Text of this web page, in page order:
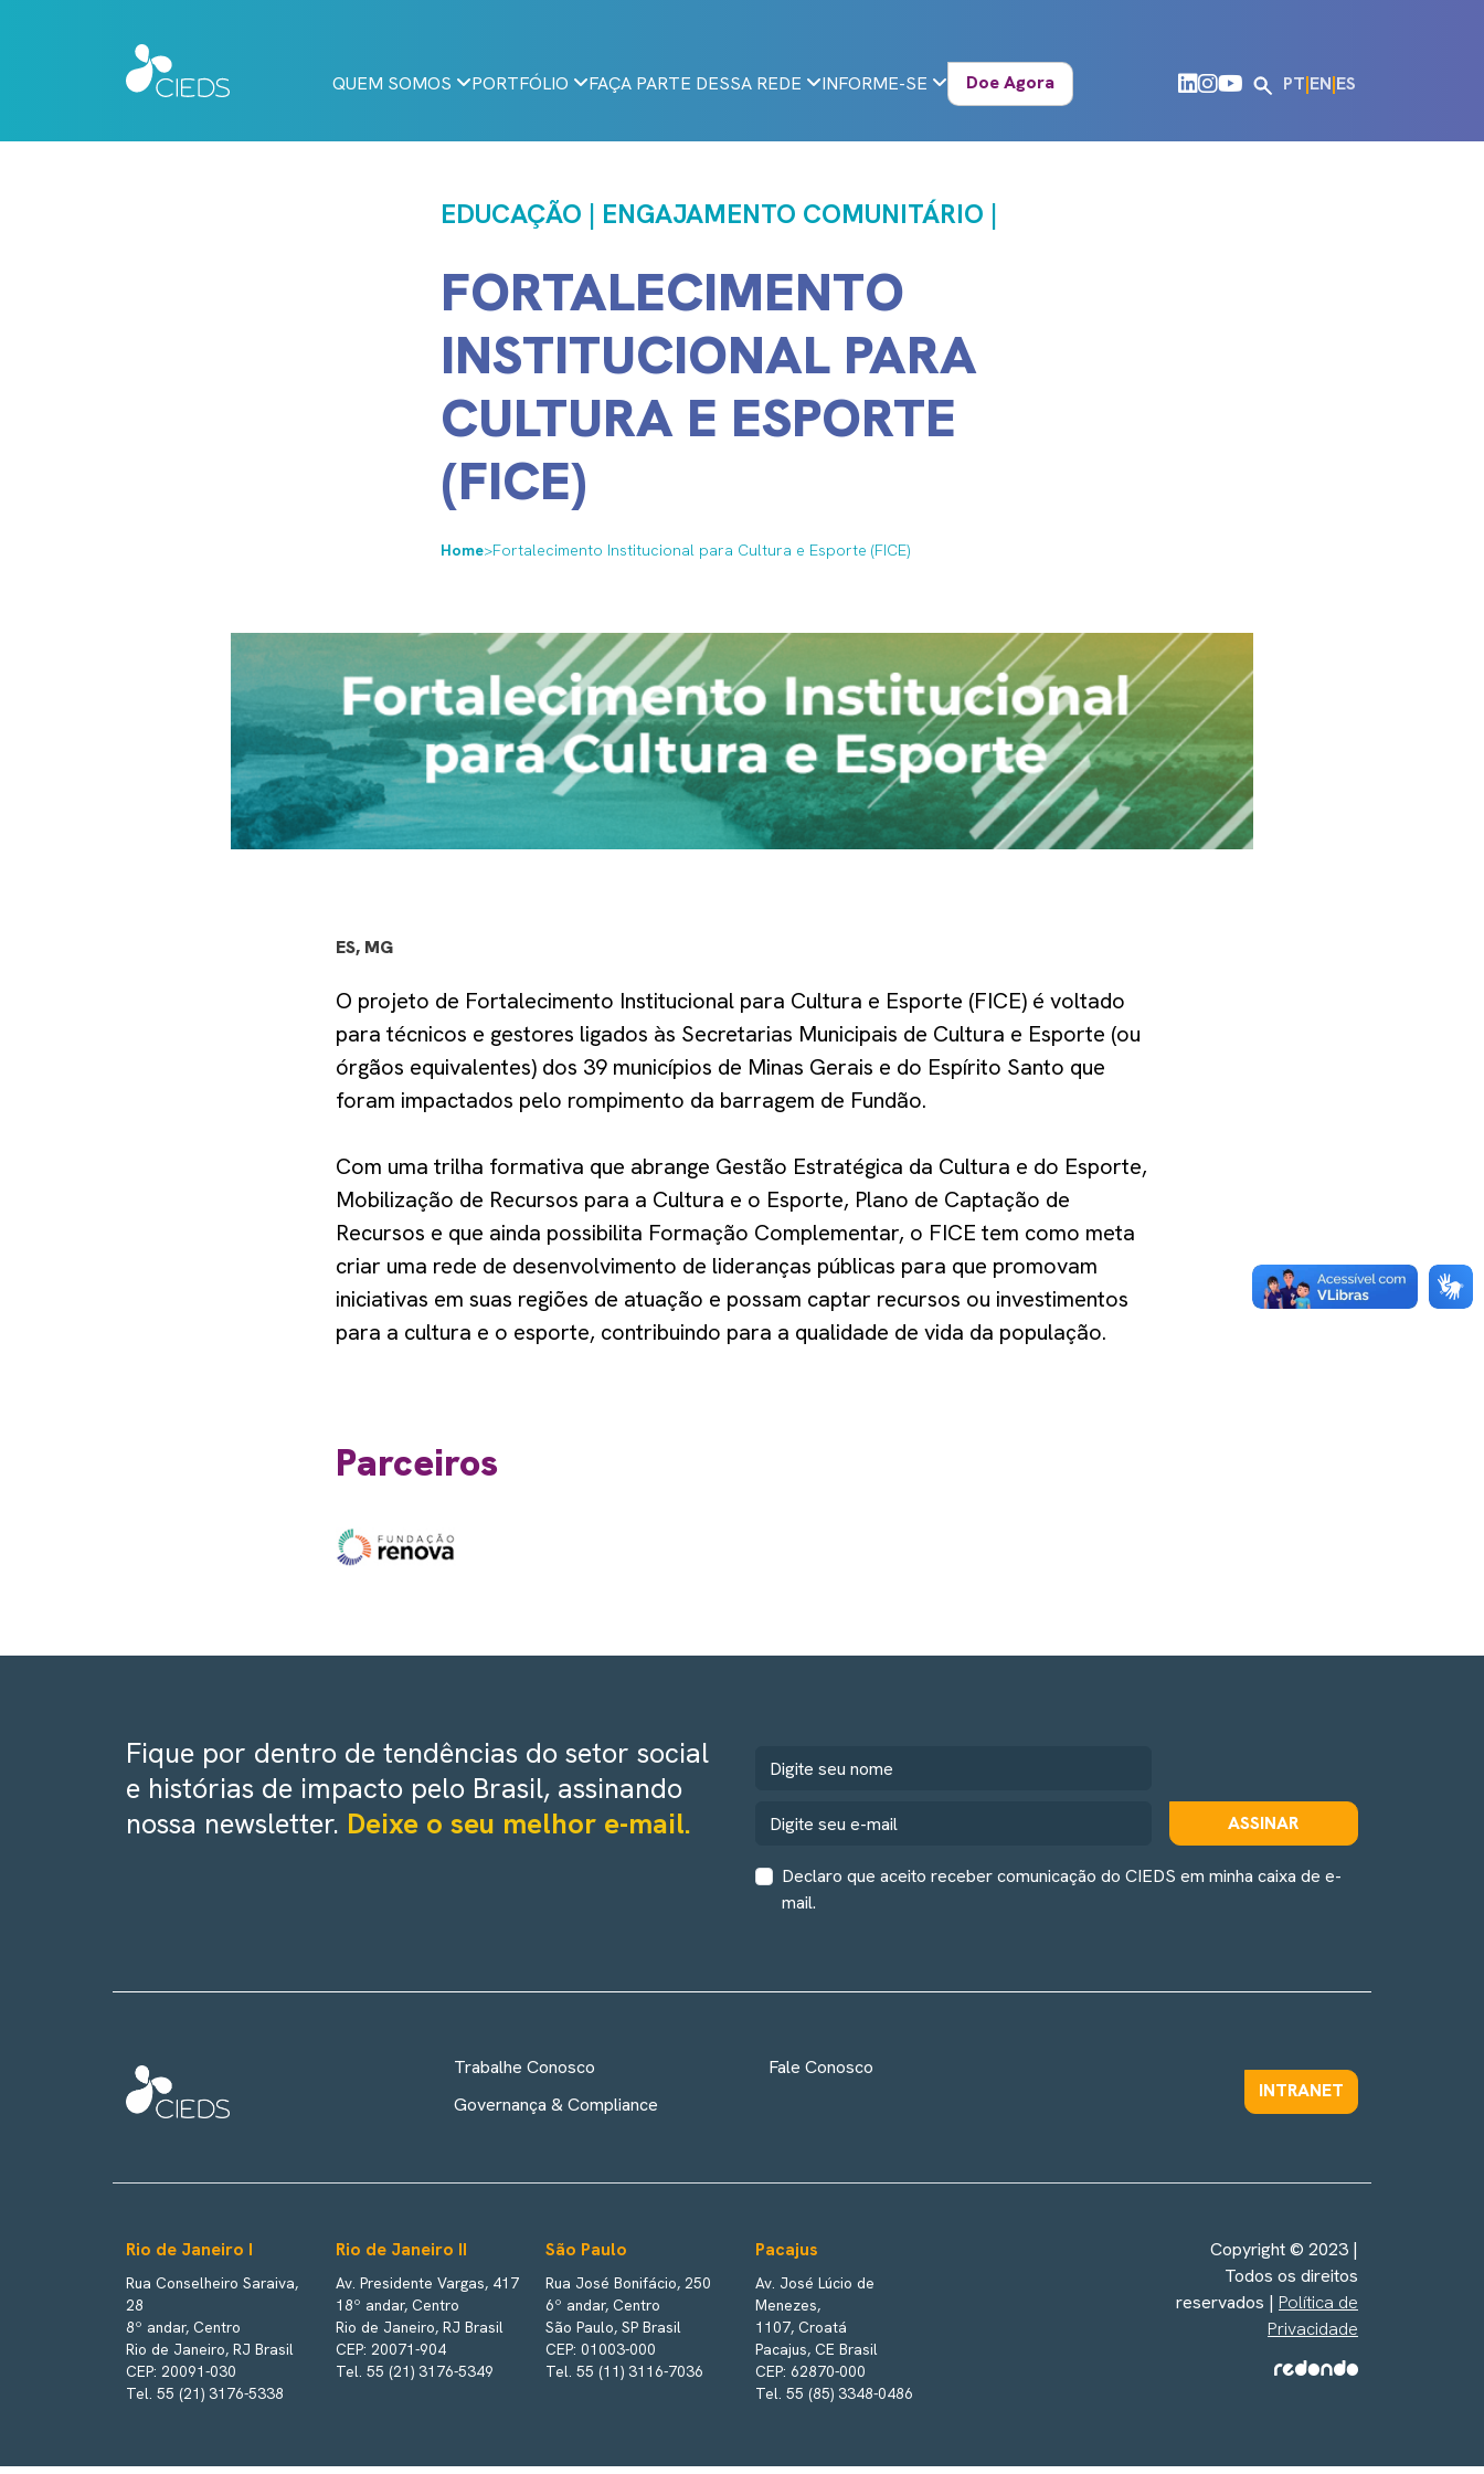
QUEM SOMOS PORTFÓLIO FAÇA PARTE DESSA REDE INFORME-SE Doe Agora PT|EN|ES
EDUCAÇÃO | ENGAJAMENTO COMUNITÁRIO |
FORTALECIMENTO
INSTITUCIONAL PARA
CULTURA E ESPORTE
(FICE)
Home>Fortalecimento Institucional para Cultura e Esporte (FICE)
ES, MG
O projeto de Fortalecimento Institucional para Cultura e Esporte (FICE) é voltado
para técnicos e gestores ligados às Secretarias Municipais de Cultura e Esporte (ou
órgãos equivalentes) dos 39 municípios de Minas Gerais e do Espírito Santo que
foram impactados pelo rompimento da barragem de Fundão.
Com uma trilha formativa que abrange Gestão Estratégica da Cultura e do Esporte,
Mobilização de Recursos para a Cultura e o Esporte, Plano de Captação de
Recursos e que ainda possibilita Formação Complementar, o FICE tem como meta
criar uma rede de desenvolvimento de lideranças públicas para que promovam
iniciativas em suas regiões de atuação e possam captar recursos ou investimentos
para a cultura e o esporte, contribuindo para a qualidade de vida da população.
Parceiros
Fique por dentro de tendências do setor social
e histórias de impacto pelo Brasil, assinando
nossa newsletter. Deixe o seu melhor e-mail. ASSINAR
Declaro que aceito receber comunicação do CIEDS em minha caixa de e-
mail.
Trabalhe Conosco
Governança & Compliance
Fale Conosco
INTRANET
Rio de Janeiro I
Rua Conselheiro Saraiva,
28
8º andar, Centro
Rio de Janeiro, RJ Brasil
CEP: 20091-030
Tel. 55 (21) 3176-5338
Rio de Janeiro II
Av. Presidente Vargas, 417
18º andar, Centro
Rio de Janeiro, RJ Brasil
CEP: 20071-904
Tel. 55 (21) 3176-5349
São Paulo
Rua José Bonifácio, 250
6º andar, Centro
São Paulo, SP Brasil
CEP: 01003-000
Tel. 55 (11) 3116-7036
Pacajus
Av. José Lúcio de
Menezes,
1107, Croatá
Pacajus, CE Brasil
CEP: 62870-000
Tel. 55 (85) 3348-0486
Copyright © 2023 |
Todos os direitos
reservados | Política de
Privacidade